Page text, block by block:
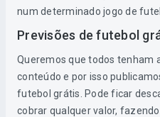
num determinado jogo de
Previsões de futebol
Queremos que todos tenham
conteúdo e por isso
futebol grátis. Pode ficar
cobrar qualquer valor,